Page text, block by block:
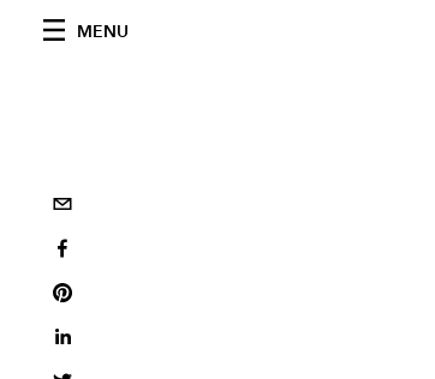
MENU